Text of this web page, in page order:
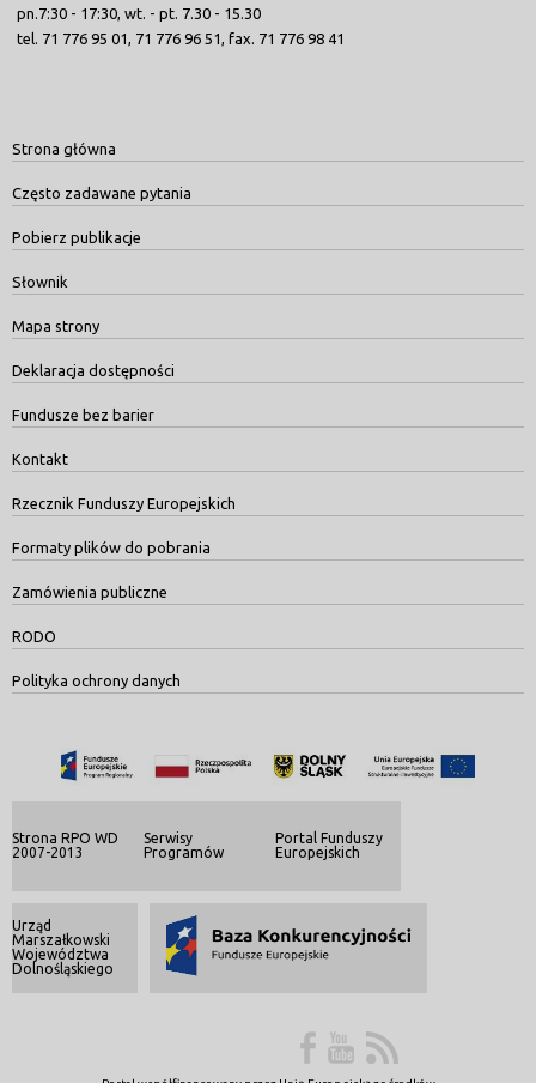
pn.7:30 - 17:30, wt. - pt. 7.30 - 15.30
tel. 71 776 95 01, 71 776 96 51, fax. 71 776 98 41
Strona główna
Często zadawane pytania
Pobierz publikacje
Słownik
Mapa strony
Deklaracja dostępności
Fundusze bez barier
Kontakt
Rzecznik Funduszy Europejskich
Formaty plików do pobrania
Zamówienia publiczne
RODO
Polityka ochrony danych
Strona RPO WD
2007-2013
Serwisy
Programów
Portal Funduszy
Europejskich
Urząd
Marszałkowski
Województwa
Dolnośląskiego